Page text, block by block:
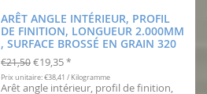
ARÊT ANGLE INTÉRIEUR, PROFIL
DE FINITION, LONGUEUR 2.000MM
, SURFACE BROSSÉ EN GRAIN 320
€21,50 €19,35 *
Prix unitaire: €38,41 / Kilogramme
Arêt angle intérieur, profil de finition,